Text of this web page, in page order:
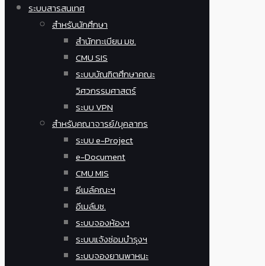
ระบบสารสนเทศ
สำหรับนักศึกษา
สำนักทะเบียน มช.
CMU SIS
ระบบบัณฑิตศึกษาคณะ
วิศวกรรมศาสตร์
ระบบ VPN
สำหรับคณาจารย์/บุคลากร
ระบบ e-Project
e-Document
CMU MIS
อีเมล์คณะฯ
อีเมล์มช.
ระบบจองห้องฯ
ระบบแจ้งซ่อมบำรุงฯ
ระบบจองยานพาหนะ